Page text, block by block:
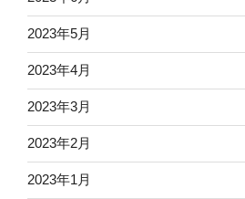
2023年5月
2023年4月
2023年3月
2023年2月
2023年1月